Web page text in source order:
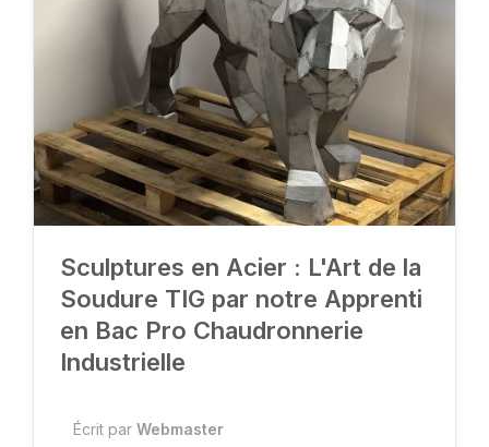
Sculptures en Acier : L'Art de la
Soudure TIG par notre Apprenti
en Bac Pro Chaudronnerie
Industrielle
Écrit par Webmaster